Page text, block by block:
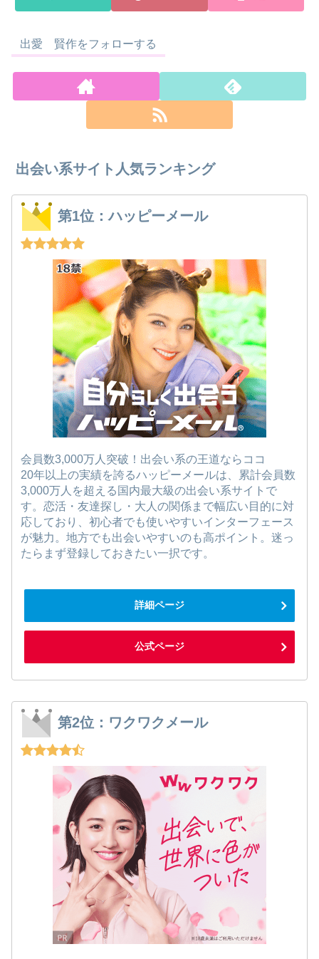
出愛 賢作をフォローする
出会い系サイト人気ランキング
第1位：ハッピーメール
会員数3,000万人突破！出会い系の王道ならココ
20年以上の実績を誇るハッピーメールは、累計会員数
3,000万人を超える国内最大級の出会い系サイトで
す。恋活・友達探し・大人の関係まで幅広い目的に対
応しており、初心者でも使いやすいインターフェース
が魅力。地方でも出会いやすいのも高ポイント。迷っ
たらまず登録しておきたい一択です。
詳細ページ
公式ページ
第2位：ワクワクメール